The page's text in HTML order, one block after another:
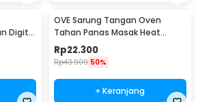
Digital
OVE Sarung Tangan Oven
Tahan Panas Masak Heat
Resistant Gloves - 540F
Rp22.300
Rp43.900 50%
+ Keranjang